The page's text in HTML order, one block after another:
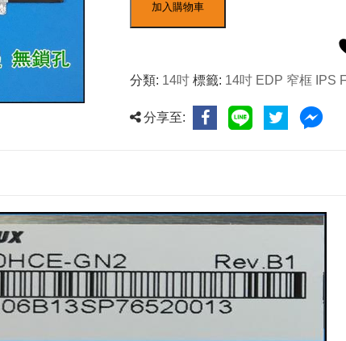
加入購物車
分類: 14吋 標籤: 14吋 EDP 窄框 IPS
分享至: